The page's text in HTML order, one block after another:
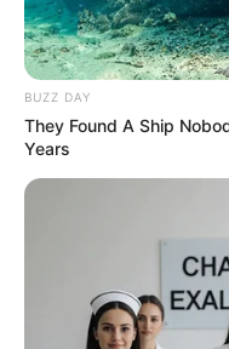
BUZZ DAY
They Found A Ship
Years